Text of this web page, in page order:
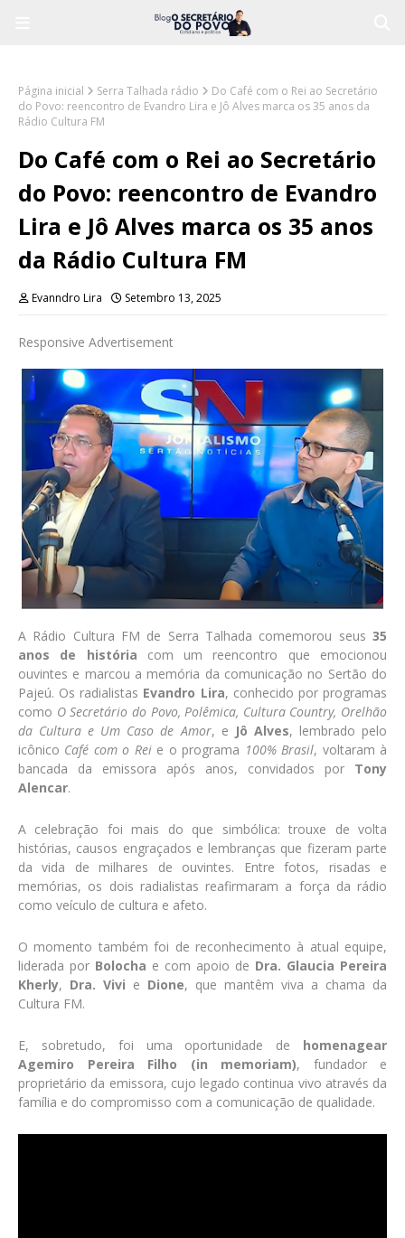
Página inicial Serra Talhada rádio
Do Café com o Rei ao Secretário
do Povo: reencontro de Evandro Lira e Jô Alves marca os 35 anos da
Rádio Cultura FM
Do Café com o Rei ao Secretário
do Povo: reencontro de Evandro
Lira e Jô Alves marca os 35 anos
da Rádio Cultura FM
Evanndro Lira Setembro 13, 2025
Responsive Advertisement
A Rádio Cultura FM de Serra Talhada comemorou seus 35
anos de história com um reencontro que emocionou
ouvintes e marcou a memória da comunicação no Sertão do
Pajeú. Os radialistas Evandro Lira, conhecido por programas
como O Secretário do Povo, Polêmica, Cultura Country, Orelhão
da Cultura e Um Caso de Amor, e Jô Alves, lembrado pelo
icônico Café com o Reie o programa 100% Brasil, voltaram à
bancada da emissora após anos, convidados por Tony
Alencar.
A celebração foi mais do que simbólica: trouxe de volta
histórias, causos engraçados e lembranças que fizeram parte
da vida de milhares de ouvintes. Entre fotos, risadas e
memórias, os dois radialistas reafirmaram a força da rádio
como veículo de cultura e afeto.
O momento também foi de reconhecimento à atual equipe,
liderada por Bolocha e com apoio de Dra. Glaucia Pereira
Kherly, Dra. Vivi e Dione, que mantêm viva a chama da
Cultura FM.
E, sobretudo, foi uma oportunidade de homenagear
Agemiro Pereira Filho (in memoriam), fundador e
proprietário da emissora, cujo legado continua vivo através da
família e do compromisso com a comunicação de qualidade.